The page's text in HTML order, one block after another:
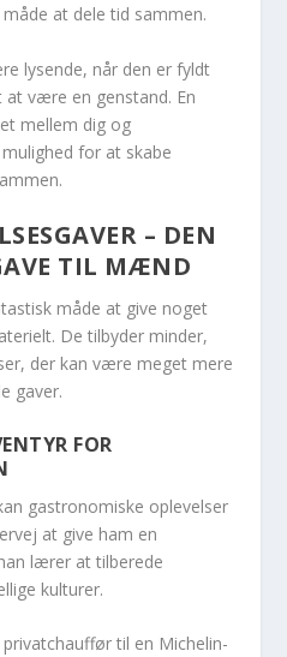
at dele tid sammen.
lysende, når den er fyldt
være en genstand. En
mellem dig og
for at skabe
– DEN
TIL MÆND
måde at give noget
De tilbyder minder,
der kan være meget mere
gaver.
FOR
gastronomiske oplevelser
at give ham en
lærer at tilberede
kulturer.
til en Michelin-